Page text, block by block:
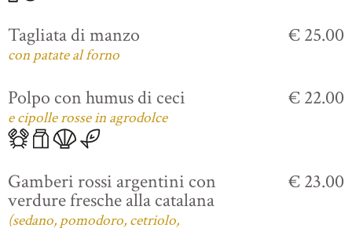
Tagliata di manzo
con patate al forno
€ 25.00
Polpo con humus di ceci
e cipolle rosse in agrodolce
€ 22.00
Gamberi rossi argentini con
verdure fresche alla catalana
(sedano, pomodoro, cetriolo,
€ 23.00